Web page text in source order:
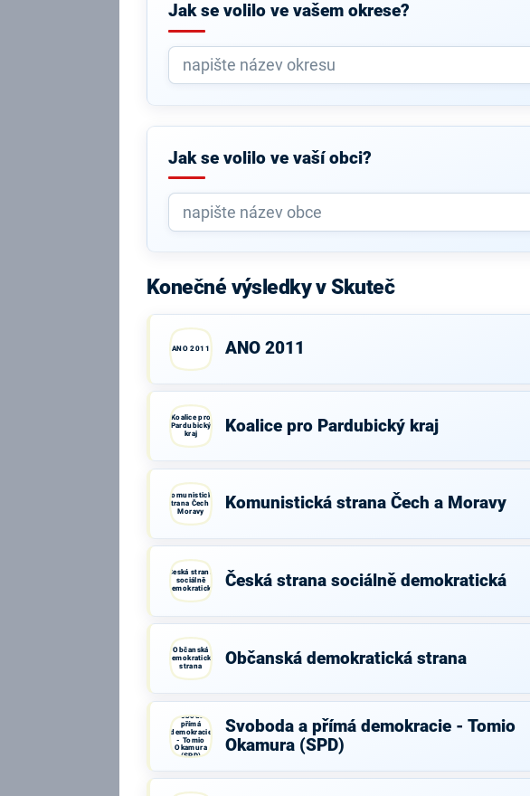
Jak se volilo ve vašem okrese?
Jak se volilo ve vaší obci?
Konečné výsledky v Skuteč
ANO 2011 ANO 2011
Koalice pro
Pardubický
kraj
Koalice pro Pardubický kraj
Komunistická
strana Čech a
Moravy
Komunistická strana Čech a Moravy
Česká strana
sociálně
demokratická
Česká strana sociálně demokratická
Občanská
demokratická
strana
Občanská demokratická strana
Svoboda a
přímá
demokracie
- Tomio
Okamura
(SPD)
Svoboda a přímá demokracie - Tomio
Okamura (SPD)